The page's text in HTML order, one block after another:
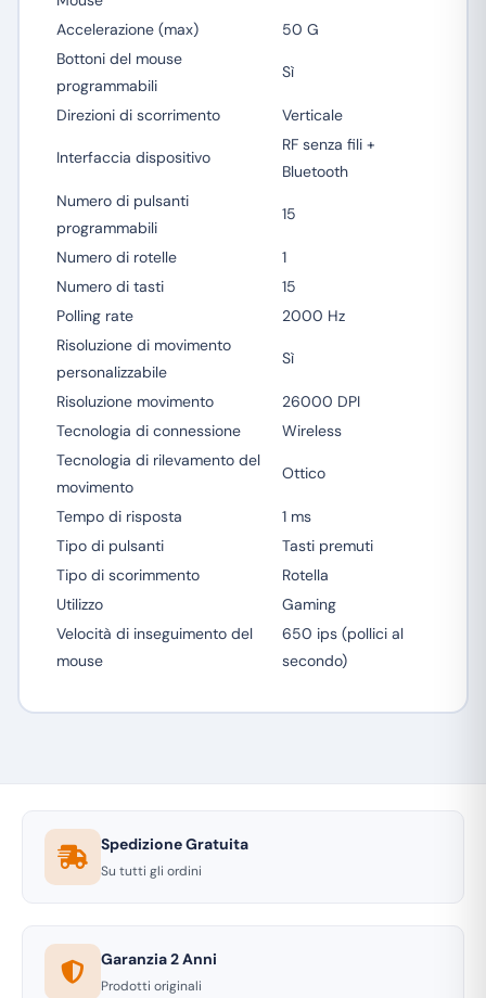
Accelerazione (max)
50 G
Bottoni del mouse
programmabili
Sì
Direzioni di scorrimento Verticale
Interfaccia dispositivo
RF senza fili +
Bluetooth
Numero di pulsanti
programmabili
15
Numero di rotelle
1
Numero di tasti
15
Polling rate
2000 Hz
Risoluzione di movimento
personalizzabile
Sì
Risoluzione movimento
26000 DPI
Tecnologia di connessione
Wireless
Tecnologia di rilevamento del
movimento
Ottico
Tempo di risposta
1 ms
Tipo di pulsanti
Tasti premuti
Tipo di scorimmento
Rotella
Utilizzo
Gaming
Velocità di inseguimento del
mouse
650 ips (pollici al
secondo)
Spedizione Gratuita
Su tutti gli ordini
Garanzia 2 Anni
Prodotti originali